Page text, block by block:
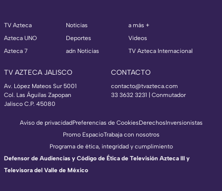
TV Azteca
Azteca UNO
Azteca 7
Noticias
Deportes
adn Noticias
a más +
Videos
TV Azteca Internacional
TV AZTECA JALISCO
Av. López Mateos Sur 5001
Col. Las Águilas Zapopan
Jalisco C.P. 45080
CONTACTO
contacto@tvazteca.com
33 3632 3231 | Conmutador
Aviso de privacidadPreferencias de CookiesDerechosInversionistas
Promo EspacioTrabaja con nosotros
Programa de ética, integridad y cumplimiento
Defensor de Audiencias y Código de Ética de Televisión Azteca III y
Televisora del Valle de México